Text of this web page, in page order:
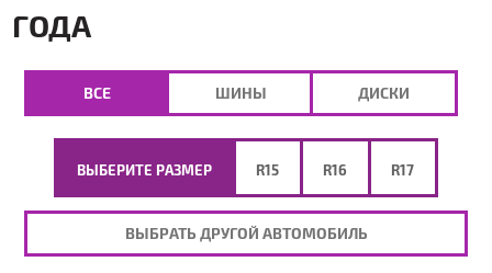
ГОДА
ВЫБЕРИТЕ РАЗМЕР R15 R16 R17
ВЫБРАТЬ ДРУГОЙ АВТОМОБИЛЬ
ВСЕ ШИНЫ ДИСКИ